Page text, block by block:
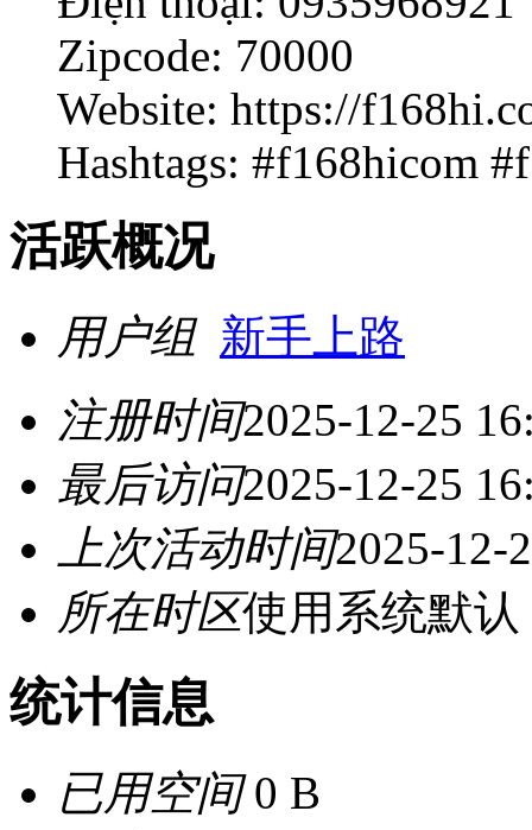
Zipcode: 70000
Website: https://
Hashtags: #f168hicom
活跃概况
用户组 新手上路
注册时间2025-12-25
最后访问2025-12-25
上次活动时间2025-12-
所在时区使用系统默认
统计信息
已用空间0 B